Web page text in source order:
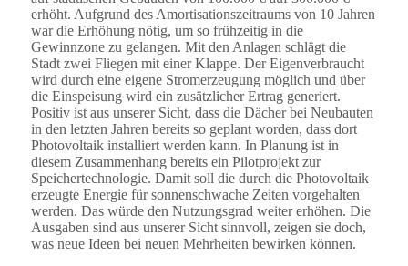
erhöht. Aufgrund des Amortisationszeitraums von 10 Jahren
war die Erhöhung nötig, um so frühzeitig in die
Gewinnzone zu gelangen. Mit den Anlagen schlägt die
Stadt zwei Fliegen mit einer Klappe. Der Eigenverbraucht
wird durch eine eigene Stromerzeugung möglich und über
die Einspeisung wird ein zusätzlicher Ertrag generiert.
Positiv ist aus unserer Sicht, dass die Dächer bei Neubauten
in den letzten Jahren bereits so geplant worden, dass dort
Photovoltaik installiert werden kann. In Planung ist in
diesem Zusammenhang bereits ein Pilotprojekt zur
Speichertechnologie. Damit soll die durch die Photovoltaik
erzeugte Energie für sonnenschwache Zeiten vorgehalten
werden. Das würde den Nutzungsgrad weiter erhöhen. Die
Ausgaben sind aus unserer Sicht sinnvoll, zeigen sie doch,
was neue Ideen bei neuen Mehrheiten bewirken können.